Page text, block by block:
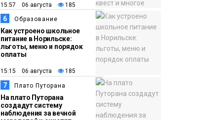
15:57 06 августа 185
6 Образование
Как устроено школьное
питание в Норильске:
льготы, меню и порядок
оплаты
15:15 06 августа 185
7 Плато Путорана
На плато Путорана
создадут систему
наблюдения за вечной